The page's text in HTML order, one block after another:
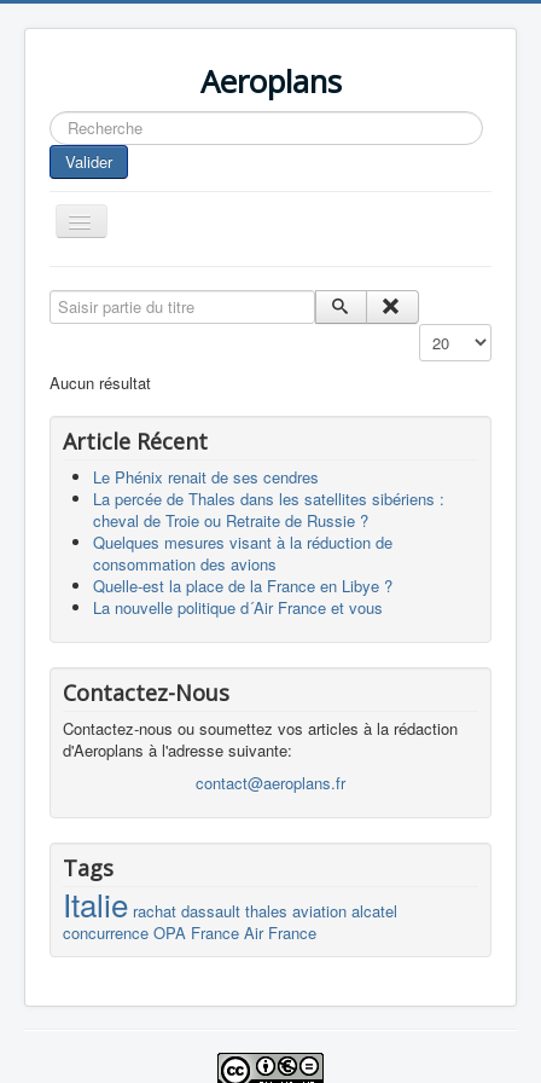
Aeroplans
Rechercher
Valider
Toggle
Navigation
Aviation Commerciale
Europespace
Drones
Saisir partie du titre
Affichage #
Aucun résultat
Article Récent
Le Phénix renait de ses cendres
La percée de Thales dans les satellites sibériens :
cheval de Troie ou Retraite de Russie ?
Quelques mesures visant à la réduction de
consommation des avions
Quelle-est la place de la France en Libye ?
La nouvelle politique d´Air France et vous
Contactez-Nous
Contactez-nous ou soumettez vos articles à la rédaction
d'Aeroplans à l'adresse suivante:
contact@aeroplans.fr
Tags
Italie rachat dassault thales aviation alcatel
concurrence OPA France Air France